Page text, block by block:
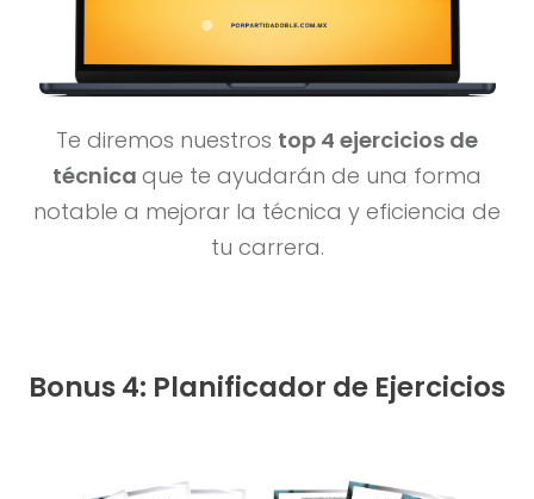
Te diremos nuestros top 4 ejercicios de
técnica que te ayudarán de una forma
notable a mejorar la técnica y eficiencia de
tu carrera.
Bonus 4: Planificador de Ejercicios